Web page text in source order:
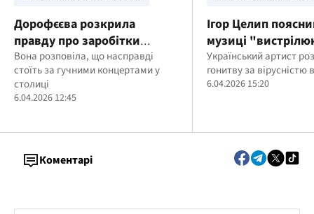
Дорофєєва розкрила
правду про заробітки
артистів у Палаці спорту
Вона розповіла, що насправді
стоїть за гучними концертами у
столиці
6.04.2026 12:45
Ігор Целип
музиці
найталановитіші
Український артист
гонитву за вірусністю
6.04.2026 15:20
Коментарі